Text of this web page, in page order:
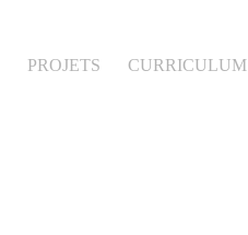
PROJETS CURRICULUM